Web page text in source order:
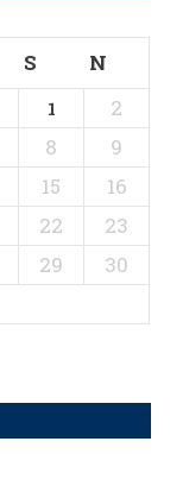
S N
1
2
8
9
15
16
22
23
29
30